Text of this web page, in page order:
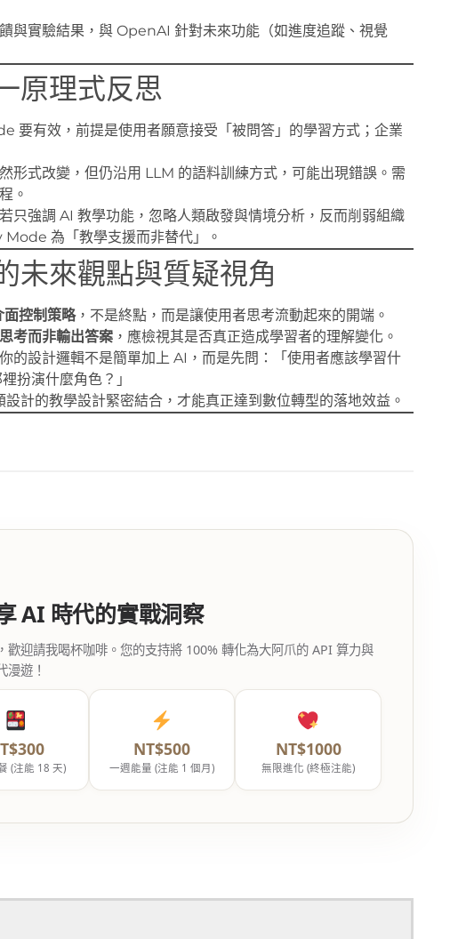
饋與實驗結果，與 OpenAI 針對未來功能（如進度追蹤、視覺
原理式反思
要有效，前提是使用者願意接受「被問答」的學習方式；企業
形式改變，但仍沿用 LLM 的語料訓練方式，可能出現錯誤。需
。
若只強調 AI 教學功能，忽略人類啟發與情境分析，反而削弱組織
為「教學支援而非替代」。
未來觀點與質疑視角
面控制策略，不是終點，而是讓使用者思考流動起來的開端。
考而非輸出答案 ，應檢視其是否真正造成學習者的理解變化。
設計邏輯不是簡單加上 AI，而是先問：「使用者應該學習什
扮演什麼角色？」
計的教學設計緊密結合，才能真正達到數位轉型的落地效益。
AI 時代的實戰洞察
歡迎請我喝杯咖啡。您的支持將 100% 轉化為大阿爪的 API 算力與
漫遊！
(注能 18 天)
NT$500
一週能量 (注能 1 個月)
NT$1000
無限進化 (終極注能)